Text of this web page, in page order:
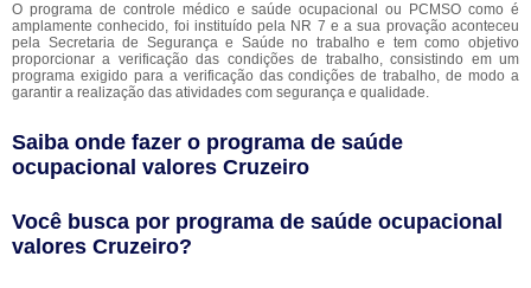
O programa de controle médico e saúde ocupacional ou PCMSO como é
amplamente conhecido, foi instituído pela NR 7 e a sua provação aconteceu
pela Secretaria de Segurança e Saúde no trabalho e tem como objetivo
proporcionar a verificação das condições de trabalho, consistindo em um
programa exigido para a verificação das condições de trabalho, de modo a
garantir a realização das atividades com segurança e qualidade.
Saiba onde fazer o programa de saúde
ocupacional valores Cruzeiro
Você busca por programa de saúde ocupacional
valores Cruzeiro?